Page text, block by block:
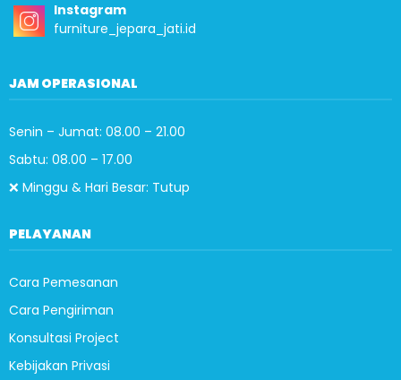
Instagram
furniture_jepara_jati.id
JAM OPERASIONAL
Senin – Jumat: 08.00 – 21.00
Sabtu: 08.00 – 17.00
❌ Minggu & Hari Besar: Tutup
PELAYANAN
Cara Pemesanan
Cara Pengiriman
Konsultasi Project
Kebijakan Privasi